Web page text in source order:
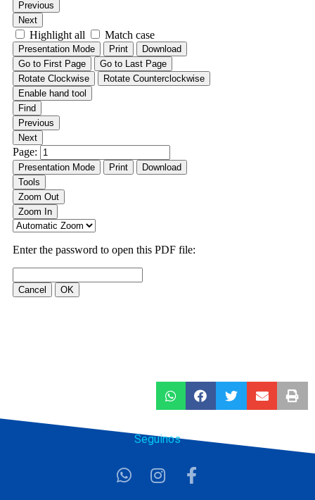
Seguinos